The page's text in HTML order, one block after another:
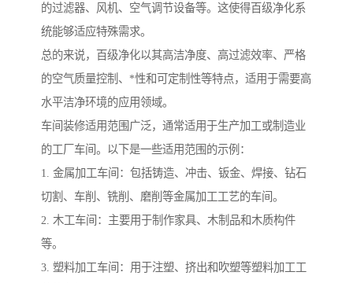
的过滤器、风机、空气调节设备等。这使得百级净化系
统能够适应特殊需求。
总的来说，百级净化以其高洁净度、高过滤效率、严格
的空气质量控制、*性和可定制性等特点，适用于需要高
水平洁净环境的应用领域。
车间装修适用范围广泛，通常适用于生产加工或制造业
的工厂车间。以下是一些适用范围的示例：
1. 金属加工车间：包括铸造、冲击、钣金、焊接、钻石
切割、车削、铣削、磨削等金属加工工艺的车间。
2. 木工车间：主要用于制作家具、木制品和木质构件
等。
3. 塑料加工车间：用于注塑、挤出和吹塑等塑料加工工